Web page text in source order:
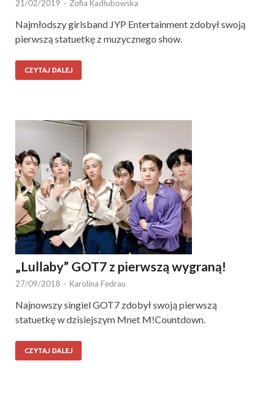
21/02/2019 - Zofia Kadłubowska
Najmłodszy girlsband JYP Entertainment zdobył swoją
pierwszą statuetkę z muzycznego show.
CZYTAJ DALEJ
„Lullaby” GOT7 z pierwszą wygraną!
27/09/2018 - Karolina Fedrau
Najnowszy singiel GOT7 zdobył swoją pierwszą
statuetkę w dzisiejszym Mnet M!Countdown.
CZYTAJ DALEJ